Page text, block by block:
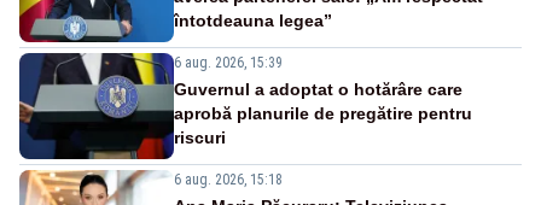
întotdeauna legea”
6 aug. 2026, 15:39
Guvernul a adoptat o hotărâre care
aprobă planurile de pregătire pentru
riscuri
6 aug. 2026, 15:18